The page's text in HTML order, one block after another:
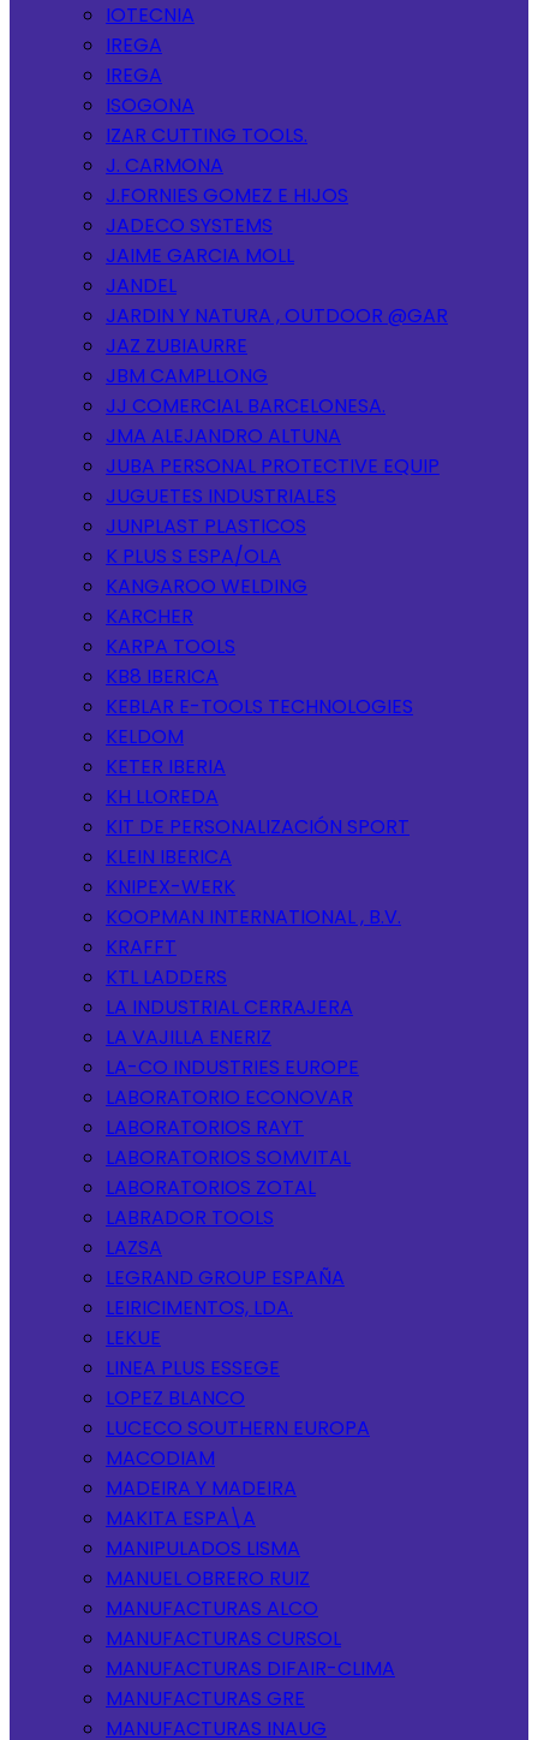
IOTECNIA
IREGA
IREGA
ISOGONA
IZAR CUTTING TOOLS.
J. CARMONA
J.FORNIES GOMEZ E HIJOS
JADECO SYSTEMS
JAIME GARCIA MOLL
JANDEL
JARDIN Y NATURA , OUTDOOR @GAR
JAZ ZUBIAURRE
JBM CAMPLLONG
JJ COMERCIAL BARCELONESA.
JMA ALEJANDRO ALTUNA
JUBA PERSONAL PROTECTIVE EQUIP
JUGUETES INDUSTRIALES
JUNPLAST PLASTICOS
K PLUS S ESPA/OLA
KANGAROO WELDING
KARCHER
KARPA TOOLS
KB8 IBERICA
KEBLAR E-TOOLS TECHNOLOGIES
KELDOM
KETER IBERIA
KH LLOREDA
KIT DE PERSONALIZACIÓN SPORT
KLEIN IBERICA
KNIPEX-WERK
KOOPMAN INTERNATIONAL , B.V.
KRAFFT
KTL LADDERS
LA INDUSTRIAL CERRAJERA
LA VAJILLA ENERIZ
LA-CO INDUSTRIES EUROPE
LABORATORIO ECONOVAR
LABORATORIOS RAYT
LABORATORIOS SOMVITAL
LABORATORIOS ZOTAL
LABRADOR TOOLS
LAZSA
LEGRAND GROUP ESPAÑA
LEIRICIMENTOS, LDA.
LEKUE
LINEA PLUS ESSEGE
LOPEZ BLANCO
LUCECO SOUTHERN EUROPA
MACODIAM
MADEIRA Y MADEIRA
MAKITA ESPA\A
MANIPULADOS LISMA
MANUEL OBRERO RUIZ
MANUFACTURAS ALCO
MANUFACTURAS CURSOL
MANUFACTURAS DIFAIR-CLIMA
MANUFACTURAS GRE
MANUFACTURAS INAUG